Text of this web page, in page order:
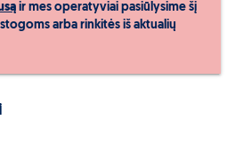
ir mes operatyviai pasiūlysime šį
arba rinkitės iš aktualių